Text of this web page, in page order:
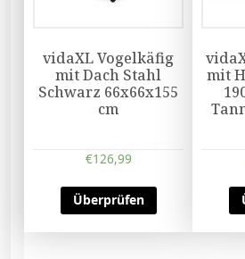
vidaXL Vogelkäfig
mit Dach Stahl
Schwarz 66x66x155
cm
€126,99
Überprüfen
mit